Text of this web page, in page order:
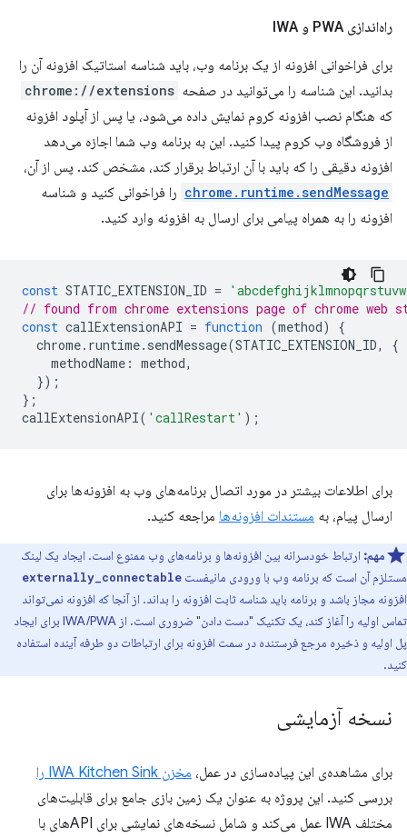
راه‌اندازی PWA و IWA
برای فراخوانی افزونه از یک برنامه وب، باید شناسه استاتیک افزونه آن را
بدانید. این شناسه را می‌توانید در صفحه chrome://extensions
که هنگام نصب افزونه کروم نمایش داده می‌شود، یا پس از آپلود افزونه
از فروشگاه وب کروم پیدا کنید. این به برنامه وب شما اجازه می‌دهد
افزونه دقیقی را که باید با آن ارتباط برقرار کند، مشخص کند. پس از آن،
chrome.runtime.sendMessage را فراخوانی کنید و شناسه
افزونه را به همراه پیامی برای ارسال به افزونه وارد کنید.
const STATIC_EXTENSION_ID =
// found from chrome extensions page of chrome web
const callExtensionAPI = function (method)
{
chrome. runtime. sendMessage(STATIC_EXTENSION_ID,
{
methodName : method,
});
};
callExtensionAPI( 'callRestart' );
برای اطلاعات بیشتر در مورد اتصال برنامه‌های وب به افزونه‌ها برای
ارسال پیام، به مستندات افزونه‌ها مراجعه کنید.
مهم: ارتباط خودسرانه بین افزونه‌ها و برنامه‌های وب ممنوع است. ایجاد یک لینک
مستلزم آن است که برنامه وب با ورودی مانیفست externally_connectable
افزونه مجاز باشد و برنامه باید شناسه ثابت افزونه را بداند. از آنجا که افزونه نمی‌تواند
تماس اولیه را آغاز کند، یک تکنیک "دست دادن" ضروری است. از IWA/PWA برای ایجاد
پل اولیه و ذخیره مرجع فرستنده در سمت افزونه برای ارتباطات دو طرفه آینده استفاده
کنید.
نسخه آزمایشی
برای مشاهده‌ی این پیاده‌سازی در عمل، مخزن IWA Kitchen Sink را
بررسی کنید. این پروژه به عنوان یک زمین بازی جامع برای قابلیت‌های
مختلف IWA عمل می‌کند و شامل نسخه‌های نمایشی برای APIهای با